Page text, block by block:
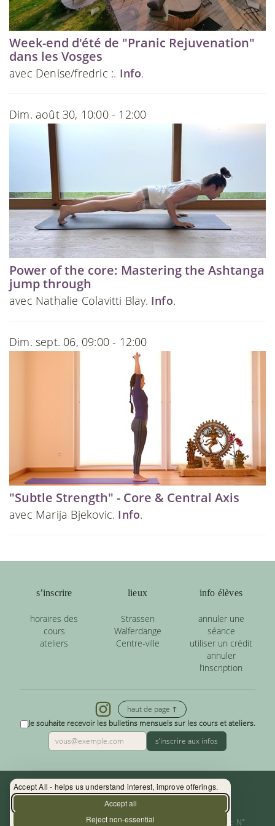
Accept All - helps us understand interest, improve offerings.
Accept all
Reject non-essential
Week-end d'été de "Pranic Rejuvenation"
dans les Vosges
avec Denise/fredric :. Info.
Dim. août 30, 10:00 - 12:00
Power of the core: Mastering the Ashtanga
jump through
avec Nathalie Colavitti Blay. Info.
Dim. sept. 06, 09:00 - 12:00
"Subtle Strength" - Core & Central Axis
avec Marija Bjekovic. Info.
s’inscrire
horaires des
cours
ateliers
lieux
Strassen
Walferdange
Centre-ville
info élèves
annuler une
séance
utiliser un crédit
annuler
l’inscription
haut de page ↑
Je souhaite recevoir les bulletins mensuels sur les cours et ateliers.
s’inscrire aux infos
Contact : (+352) 33 34 19 - info@yoga.lu
Centre de Yoga - La Source s.àr.l. — Autor. d’Etablissement: N°